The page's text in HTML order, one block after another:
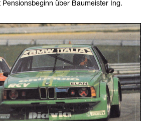
Pensionsbeginn über Baumeister Ing.